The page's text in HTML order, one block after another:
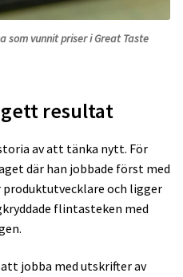
som vunnit priser i Great Taste
resultat
av att tänka nytt. För
där han jobbade först med
och ligger
flintasteken med
jobba med utskrifter av